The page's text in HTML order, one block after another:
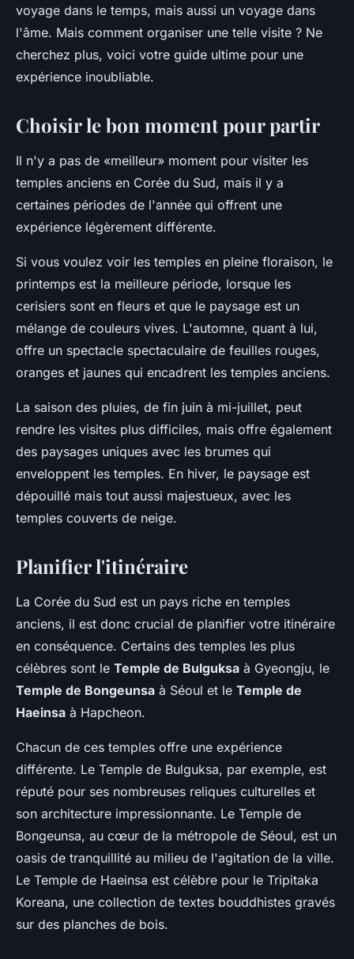
Mathilde •30 juin 2024•5 min de lecture
voyage dans le temps, mais aussi un voyage dans
l'âme. Mais comment organiser une telle visite ? Ne
cherchez plus, voici votre guide ultime pour une
expérience inoubliable.
Choisir le bon moment pour partir
Il n'y a pas de «meilleur» moment pour visiter les
temples anciens en Corée du Sud, mais il y a
certaines périodes de l'année qui offrent une
expérience légèrement différente.
Si vous voulez voir les temples en pleine floraison, le
printemps est la meilleure période, lorsque les
cerisiers sont en fleurs et que le paysage est un
mélange de couleurs vives. L'automne, quant à lui,
offre un spectacle spectaculaire de feuilles rouges,
oranges et jaunes qui encadrent les temples anciens.
La saison des pluies, de fin juin à mi-juillet, peut
rendre les visites plus difficiles, mais offre également
des paysages uniques avec les brumes qui
enveloppent les temples. En hiver, le paysage est
dépouillé mais tout aussi majestueux, avec les
temples couverts de neige.
Planifier l'itinéraire
La Corée du Sud est un pays riche en temples
anciens, il est donc crucial de planifier votre itinéraire
en conséquence. Certains des temples les plus
célèbres sont le Temple de Bulguksa à Gyeongju, le
Temple de Bongeunsa à Séoul et le Temple de
Haeinsa à Hapcheon.
Chacun de ces temples offre une expérience
différente. Le Temple de Bulguksa, par exemple, est
réputé pour ses nombreuses reliques culturelles et
son architecture impressionnante. Le Temple de
Bongeunsa, au cœur de la métropole de Séoul, est un
oasis de tranquillité au milieu de l'agitation de la ville.
Le Temple de Haeinsa est célèbre pour le Tripitaka
Koreana, une collection de textes bouddhistes gravés
sur des planches de bois.